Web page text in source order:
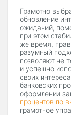
Грамотно
обновление
ожиданий,
при этом
же время,
разумный
позволяют не
и успешно
своих
банковских
оформлении
процентов по
грамотное